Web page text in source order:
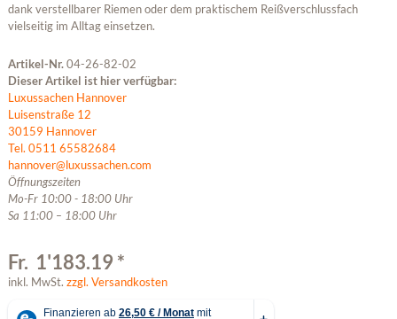
dank verstellbarer Riemen oder dem praktischem Reißverschlussfach
vielseitig im Alltag einsetzen.
Artikel-Nr.04-26-82-02
Dieser Artikel ist hier verfügbar:
Luxussachen Hannover
Luisenstraße 12
30159 Hannover
Tel. 0511 65582684
hannover@luxussachen.com
Öffnungszeiten
Mo-Fr 10:00 - 18:00 Uhr
Sa 11:00 – 18:00 Uhr
Fr. 1'183.19 *
inkl. MwSt. zzgl. Versandkosten